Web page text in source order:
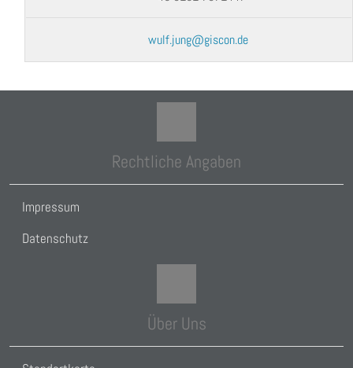
wulf.jung@giscon.de
Rechtliche Angaben
Impressum
Datenschutz
Über Uns